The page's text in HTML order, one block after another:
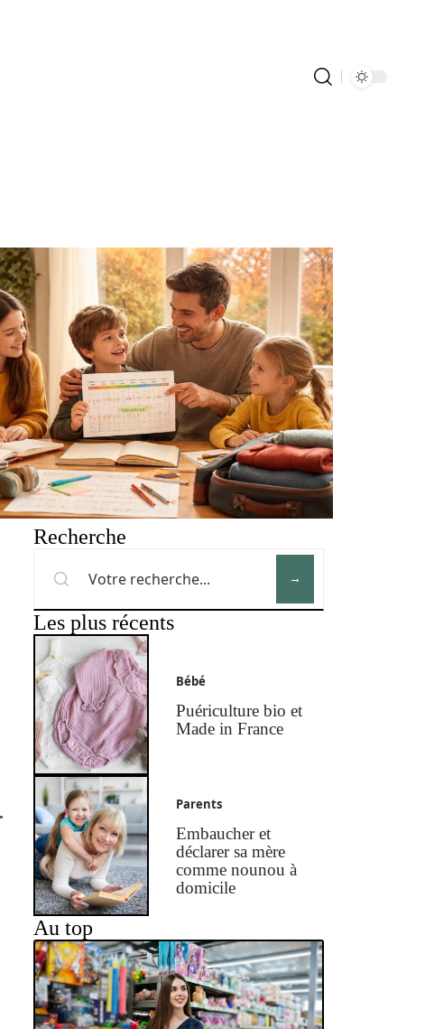
Recherche
Les plus récents
Bébé
Puériculture bio et
Made in France
Parents
Embaucher et
déclarer sa mère
comme nounou à
domicile
Au top